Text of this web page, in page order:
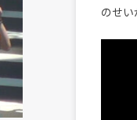
のせい